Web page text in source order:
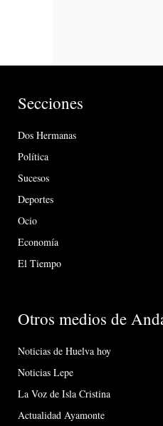
Secciones
Dos Hermanas
Política
Sucesos
Deportes
Ocio
Economía
El Tiempo
Otros medios de
Noticias de Huelva hoy
Noticias Lepe
La Voz de Isla Cristina
Actualidad Ayamonte